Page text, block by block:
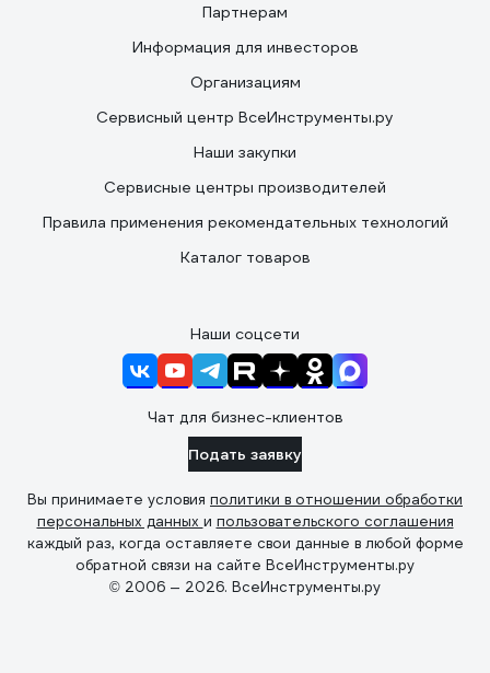
Партнерам
Информация для инвесторов
Организациям
Сервисный центр ВсеИнструменты.ру
Наши закупки
Сервисные центры производителей
Правила применения рекомендательных технологий
Каталог товаров
Наши соцсети
Чат для бизнес-клиентов
Подать заявку
Вы принимаете условия политики в отношении обработки
персональных данных и пользовательского соглашения
каждый раз, когда оставляете свои данные в любой форме
обратной связи на сайте ВсеИнструменты.ру
© 2006 — 2026. ВсеИнструменты.ру